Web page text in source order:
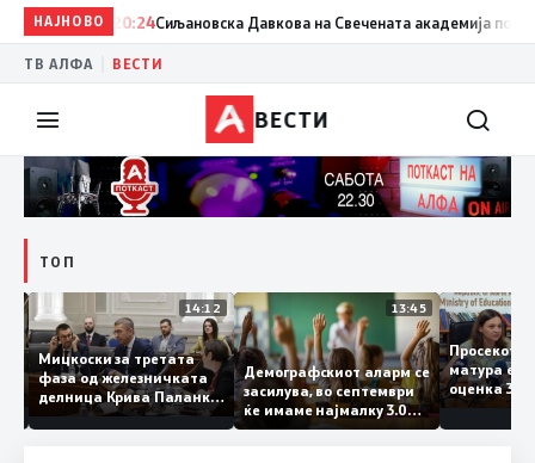
НАЈНОВО
20:24Сиљановска Давкова на Свечената академија по повод
ТВ АЛФА ВЕСТИ
ВЕСТИ
ТОП
15:20 14:12
Мицкоски за третата
фаза од железничката
делница Крива Паланка
– Деве Баир: Проектот
нема да заврши на
13:45
Демографскиот аларм се
засилува, во септември
ќе имаме најмалку 3.000
првачиња помалку
матура
оценка